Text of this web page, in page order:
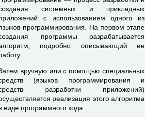
системных и прикладных
с использованием одного из
программирования. На первом этапе
программы разрабатывается
подробно описывающий ее
вручную или с помощью специальных
(языков программирования и
разработки приложений)
реализация этого алгоритма
виде программного кода.